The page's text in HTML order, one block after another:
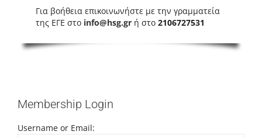
Για βοήθεια επικοινωνήστε με την γραμματεία
της ΕΓΕ στο info@hsg.gr ή στο 2106727531
Membership Login
Username or Email: